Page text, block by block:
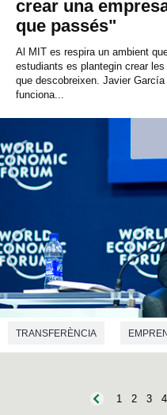
SOCIOLOGIA PSICOLOGIA
crear una
que passés"
Al MIT es respira un ambient
estudiants es plantegin crear
que descobreixen. Javier
funciona...
TRANSFERÈNCIA
1 2 3 4